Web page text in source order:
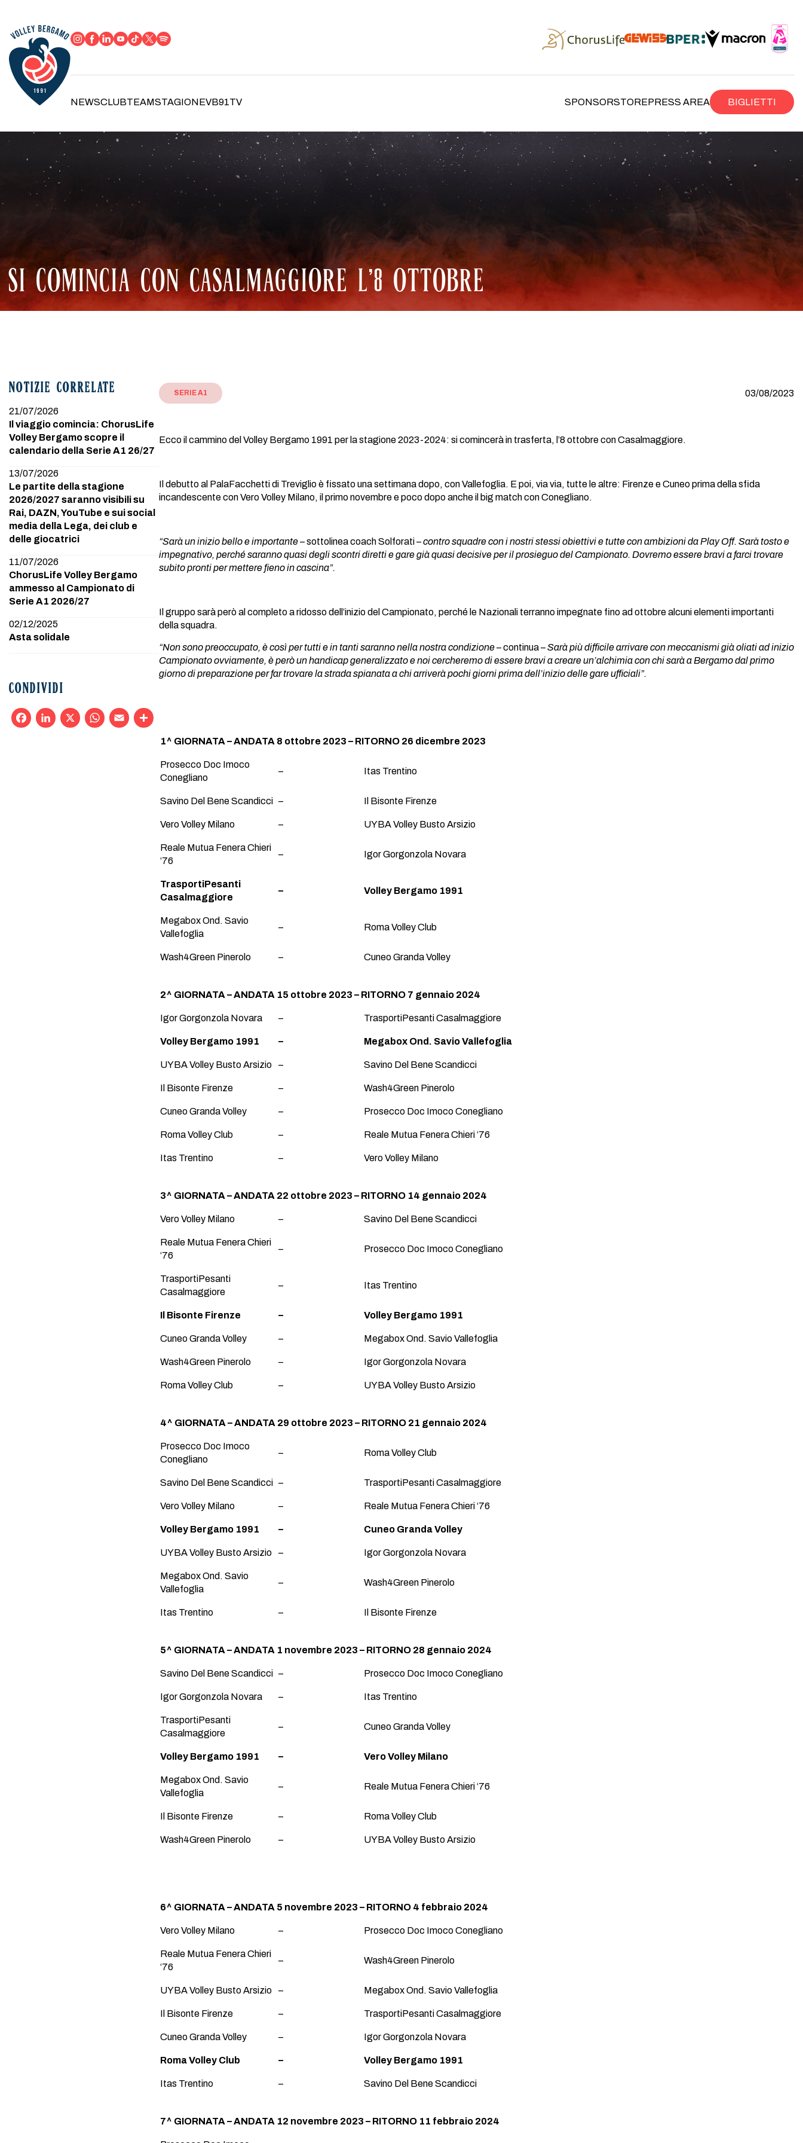
NEWSCLUBTEAMSTAGIONEVB91TV SPONSORSTOREPRESS AREA BIGLIETTI
SI COMINCIA CON CASALMAGGIORE L’8 OTTOBRE
NOTIZIE CORRELATE
21/07/2026
Il viaggio comincia: ChorusLife
Volley Bergamo scopre il
calendario della Serie A1 26/27
13/07/2026
Le partite della stagione
2026/2027 saranno visibili su
Rai, DAZN, YouTube e sui social
media della Lega, dei club e
delle giocatrici
11/07/2026
ChorusLife Volley Bergamo
ammesso al Campionato di
Serie A1 2026/27
02/12/2025
Asta solidale
CONDIVIDI
Condividi
SERIE A1 03/08/2023
Ecco il cammino del Volley Bergamo 1991 per la stagione 2023-2024: si comincerà in trasferta, l’8 ottobre con Casalmaggiore.
Il debutto al PalaFacchetti di Treviglio è fissato una settimana dopo, con Vallefoglia. E poi, via via, tutte le altre: Firenze e Cuneo prima della sfida
incandescente con Vero Volley Milano, il primo novembre e poco dopo anche il big match con Conegliano.
“Sarà un inizio bello e importante– sottolinea coach Solforati –contro squadre con i nostri stessi obiettivi e tutte con ambizioni da Play Off. Sarà tosto e
impegnativo, perché saranno quasi degli scontri diretti e gare già quasi decisive per il prosieguo del Campionato. Dovremo essere bravi a farci trovare
subito pronti per mettere fieno in cascina”.
Il gruppo sarà però al completo a ridosso dell’inizio del Campionato, perché le Nazionali terranno impegnate fino ad ottobre alcuni elementi importanti
della squadra.
“Non sono preoccupato, è così per tutti e in tanti saranno nella nostra condizione– continua –Sarà più difficile arrivare con meccanismi già oliati ad inizio
Campionato ovviamente, è però un handicap generalizzato e noi cercheremo di essere bravi a creare un’alchimia con chi sarà a Bergamo dal primo
giorno di preparazione per far trovare la strada spianata a chi arriverà pochi giorni prima dell’inizio delle gare ufficiali”.
1^ GIORNATA – ANDATA 8 ottobre 2023 – RITORNO 26 dicembre 2023
Prosecco Doc Imoco
Conegliano
– Itas Trentino
Savino Del Bene Scandicci – Il Bisonte Firenze
Vero Volley Milano – UYBA Volley Busto Arsizio
Reale Mutua Fenera Chieri
‘76
– Igor Gorgonzola Novara
TrasportiPesanti
Casalmaggiore
– Volley Bergamo 1991
Megabox Ond. Savio
Vallefoglia
– Roma Volley Club
Wash4Green Pinerolo – Cuneo Granda Volley
2^ GIORNATA – ANDATA 15 ottobre 2023 – RITORNO 7 gennaio 2024
Igor Gorgonzola Novara – TrasportiPesanti Casalmaggiore
Volley Bergamo 1991 – Megabox Ond. Savio Vallefoglia
UYBA Volley Busto Arsizio – Savino Del Bene Scandicci
Il Bisonte Firenze – Wash4Green Pinerolo
Cuneo Granda Volley – Prosecco Doc Imoco Conegliano
Roma Volley Club – Reale Mutua Fenera Chieri ‘76
Itas Trentino – Vero Volley Milano
3^ GIORNATA – ANDATA 22 ottobre 2023 – RITORNO 14 gennaio 2024
Vero Volley Milano – Savino Del Bene Scandicci
Reale Mutua Fenera Chieri
‘76
– Prosecco Doc Imoco Conegliano
TrasportiPesanti
Casalmaggiore
– Itas Trentino
Il Bisonte Firenze – Volley Bergamo 1991
Cuneo Granda Volley – Megabox Ond. Savio Vallefoglia
Wash4Green Pinerolo – Igor Gorgonzola Novara
Roma Volley Club – UYBA Volley Busto Arsizio
4^ GIORNATA – ANDATA 29 ottobre 2023 – RITORNO 21 gennaio 2024
Prosecco Doc Imoco
Conegliano
– Roma Volley Club
Savino Del Bene Scandicci – TrasportiPesanti Casalmaggiore
Vero Volley Milano – Reale Mutua Fenera Chieri ‘76
Volley Bergamo 1991 – Cuneo Granda Volley
UYBA Volley Busto Arsizio – Igor Gorgonzola Novara
Megabox Ond. Savio
Vallefoglia
– Wash4Green Pinerolo
Itas Trentino – Il Bisonte Firenze
5^ GIORNATA – ANDATA 1 novembre 2023 – RITORNO 28 gennaio 2024
Savino Del Bene Scandicci – Prosecco Doc Imoco Conegliano
Igor Gorgonzola Novara – Itas Trentino
TrasportiPesanti
Casalmaggiore
– Cuneo Granda Volley
Volley Bergamo 1991 – Vero Volley Milano
Megabox Ond. Savio
Vallefoglia
– Reale Mutua Fenera Chieri ‘76
Il Bisonte Firenze – Roma Volley Club
Wash4Green Pinerolo – UYBA Volley Busto Arsizio
6^ GIORNATA – ANDATA 5 novembre 2023 – RITORNO 4 febbraio 2024
Vero Volley Milano – Prosecco Doc Imoco Conegliano
Reale Mutua Fenera Chieri
‘76
– Wash4Green Pinerolo
UYBA Volley Busto Arsizio – Megabox Ond. Savio Vallefoglia
Il Bisonte Firenze – TrasportiPesanti Casalmaggiore
Cuneo Granda Volley – Igor Gorgonzola Novara
Roma Volley Club – Volley Bergamo 1991
Itas Trentino – Savino Del Bene Scandicci
7^ GIORNATA – ANDATA 12 novembre 2023 – RITORNO 11 febbraio 2024